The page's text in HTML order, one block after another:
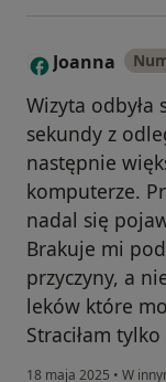
J Joanna
Wizyta odbyła
sekundy z
następnie
komputerze.
nadal się
Brakuje mi
przyczyny, a
leków które
Straciłam tylko
18 maja 2025 • W